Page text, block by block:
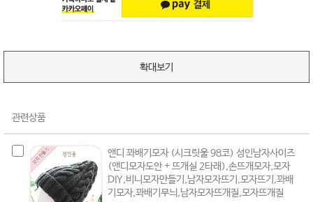
확대보기
관련상품
앤디 꽈배기모자 (시크릿울 98코) 성인남자사이즈
(앤디모자도안 + 뜨개실 2타래),손뜨개모자,모자
DIY,비니모자만들기,남자모자뜨기,모자뜨기,꽈배
기모자,꽈배기무늬,남자모자뜨개질,모자뜨개질